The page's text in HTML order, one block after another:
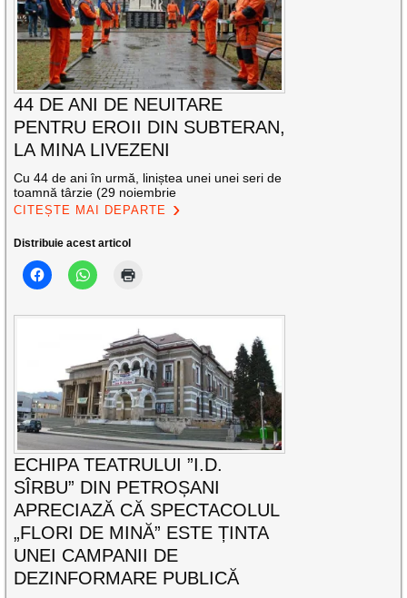
44 DE ANI DE NEUITARE
PENTRU EROII DIN SUBTERAN,
LA MINA LIVEZENI
Cu 44 de ani în urmă, liniștea unei unei seri de
toamnă târzie (29 noiembrie
CITEȘTE MAI DEPARTE
Distribuie acest articol
ECHIPA TEATRULUI ”I.D.
SÎRBU” DIN PETROȘANI
APRECIAZĂ CĂ SPECTACOLUL
„FLORI DE MINĂ” ESTE ȚINTA
UNEI CAMPANII DE
DEZINFORMARE PUBLICĂ